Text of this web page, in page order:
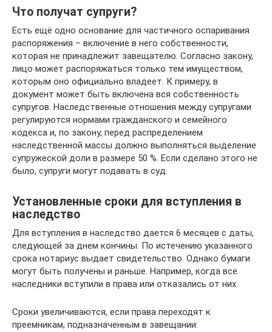
Что получат супруги?
Есть ещё одно основание для частичного оспаривания
распоряжения – включение в него собственности,
которая не принадлежит завещателю. Согласно закону,
лицо может распоряжаться только тем имуществом,
которым оно официально владеет. К примеру, в
документ может быть включена вся собственность
супругов. Наследственные отношения между супругами
регулируются нормами гражданского и семейного
кодекса и, по закону, перед распределением
наследственной массы должно выполняться выделение
супружеской доли в размере 50 %. Если сделано этого не
было, супруги могут подавать в суд.
Установленные сроки для вступления в
наследство
Для вступления в наследство дается 6 месяцев с даты,
следующей за днем кончины. По истечению указанного
срока нотариус выдает свидетельство. Однако бумаги
могут быть получены и раньше. Например, когда все
наследники вступили в права или отказались от них.
Сроки увеличиваются, если права переходят к
преемникам, подназначенным в завещании: